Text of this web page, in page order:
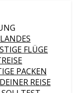
FLÜGE
PACKEN
REISE